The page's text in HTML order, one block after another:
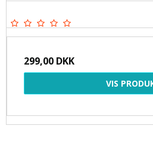
299,00 DKK
VIS